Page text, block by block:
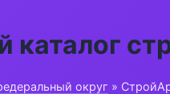
каталог
округ »